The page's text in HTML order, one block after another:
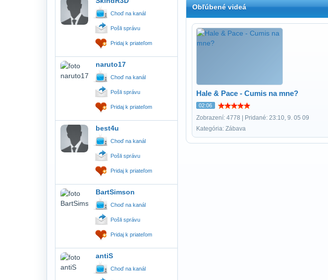
Choď na kanál
Pošli správu
Pridaj k priateľom
naruto17
Choď na kanál
Pošli správu
Pridaj k priateľom
best4u
Choď na kanál
Pošli správu
Pridaj k priateľom
BartSimson
Choď na kanál
Pošli správu
Pridaj k priateľom
antiS
Choď na kanál
Obľúbené videá
Hale & Pace - Cumis na mne?
02:06
Zobrazení: 4778 | Pridané: 23:10, 9. 05 09
Kategória: Zábava